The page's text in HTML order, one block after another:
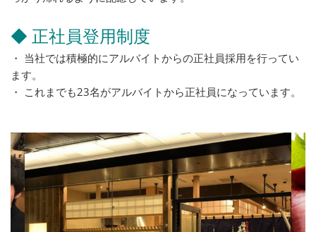
◆ 正社員登用制度
・ 当社では積極的にアルバイトからの正社員採用を行ってい
ます。
・ これまでも23名がアルバイトから正社員になっています。